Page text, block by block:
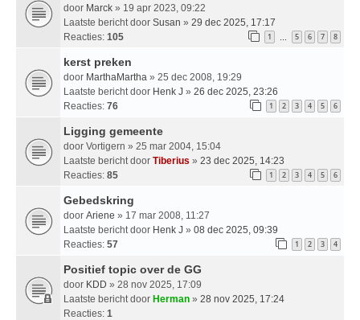
door Marck » 19 apr 2023, 09:22
Laatste bericht door Susan » 29 dec 2025, 17:17
Reacties: 105 1 … 5 6 7 8
kerst preken
door MarthaMartha » 25 dec 2008, 19:29
Laatste bericht door Henk J » 26 dec 2025, 23:26
Reacties: 76 1 2 3 4 5 6
Ligging gemeente
door Vortigern » 25 mar 2004, 15:04
Laatste bericht door Tiberius » 23 dec 2025, 14:23
Reacties: 85 1 2 3 4 5 6
Gebedskring
door Ariene » 17 mar 2008, 11:27
Laatste bericht door Henk J » 08 dec 2025, 09:39
Reacties: 57 1 2 3 4
Positief topic over de GG
door KDD » 28 nov 2025, 17:09
Laatste bericht door Herman » 28 nov 2025, 17:24
Reacties: 1